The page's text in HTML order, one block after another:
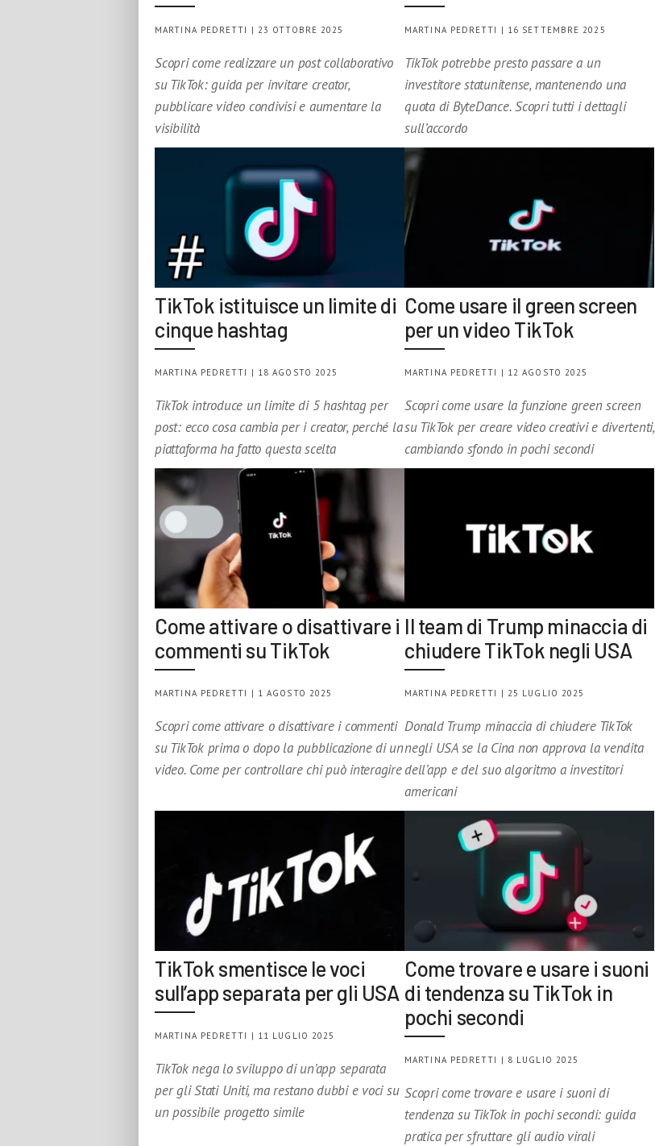
MARTINA PEDRETTI | 23 OTTOBRE 2025
Scopri come realizzare un post collaborativo
su TikTok: guida per invitare creator,
pubblicare video condivisi e aumentare la
visibilità
MARTINA PEDRETTI | 16 SETTEMBRE 2025
TikTok potrebbe presto passare a un
investitore statunitense, mantenendo una
quota di ByteDance. Scopri tutti i dettagli
sull’accordo
TikTok istituisce un limite di
cinque hashtag
MARTINA PEDRETTI | 18 AGOSTO 2025
TikTok introduce un limite di 5 hashtag per
post: ecco cosa cambia per i creator, perché la
piattaforma ha fatto questa scelta
Come usare il green screen
per un video TikTok
MARTINA PEDRETTI | 12 AGOSTO 2025
Scopri come usare la funzione green screen
su TikTok per creare video creativi e divertenti,
cambiando sfondo in pochi secondi
Come attivare o disattivare i
commenti su TikTok
MARTINA PEDRETTI | 1 AGOSTO 2025
Scopri come attivare o disattivare i commenti
su TikTok prima o dopo la pubblicazione di un
video. Come per controllare chi può interagire
Il team di Trump minaccia di
chiudere TikTok negli USA
MARTINA PEDRETTI | 25 LUGLIO 2025
Donald Trump minaccia di chiudere TikTok
negli USA se la Cina non approva la vendita
dell’app e del suo algoritmo a investitori
americani
TikTok smentisce le voci
sull’app separata per gli USA
MARTINA PEDRETTI | 11 LUGLIO 2025
TikTok nega lo sviluppo di un’app separata
per gli Stati Uniti, ma restano dubbi e voci su
un possibile progetto simile
Come trovare e usare i suoni
di tendenza su TikTok in
pochi secondi
MARTINA PEDRETTI | 8 LUGLIO 2025
Scopri come trovare e usare i suoni di
tendenza su TikTok in pochi secondi: guida
pratica per sfruttare gli audio virali